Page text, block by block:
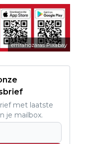
emrahozaras Pixabay
met laatste
je mailbox.